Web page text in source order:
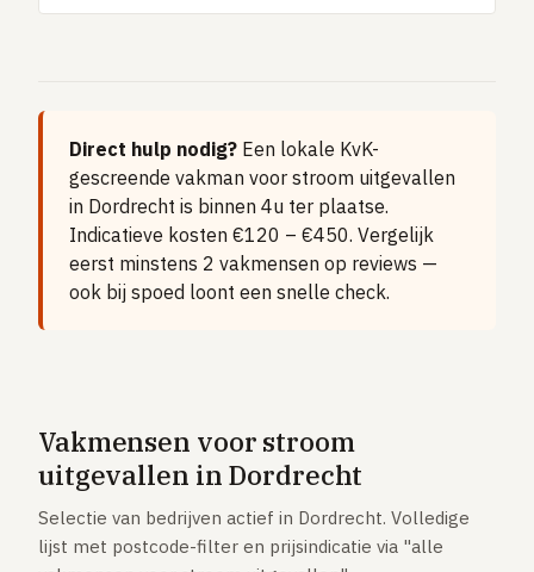
Tuin aanleg of renovatie
Warmtepomp plaatsen
Vloerverwarming aanleggen
Airco installeren
Thermostaat installeren
ELEKTRA
Groepenkast vervangen
Elektra uitbreiden
Direct hulp nodig? Een lokale KvK-
gescreende vakman voor stroom uitgevallen
in Dordrecht is binnen 4u ter plaatse.
Indicatieve kosten €120 – €450. Vergelijk
eerst minstens 2 vakmensen op reviews —
ook bij spoed loont een snelle check.
Vakmensen voor stroom
uitgevallen in Dordrecht
Selectie van bedrijven actief in Dordrecht. Volledige
lijst met postcode-filter en prijsindicatie via "alle